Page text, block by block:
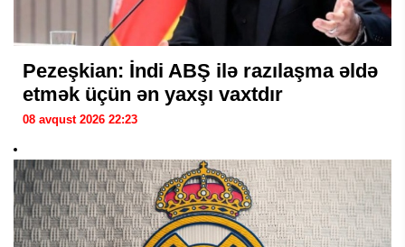
Pezeşkian: İndi ABŞ ilə razılaşma əldə
etmək üçün ən yaxşı vaxtdır
08 avqust 2026 22:23